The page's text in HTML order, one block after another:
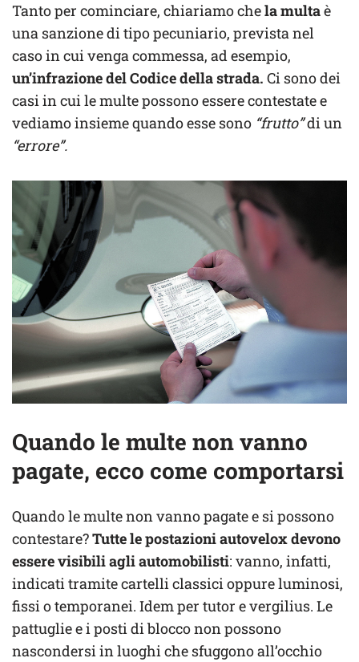
Tanto per cominciare, chiariamo chela multaè
una sanzione di tipo pecuniario, prevista nel
caso in cui venga commessa, ad esempio,
un’infrazione del Codice della strada. Ci sono dei
casi in cui le multe possono essere contestate e
vediamo insieme quando esse sono “frutto”di un
“errore”.
Quando le multe non vanno
pagate, ecco come comportarsi
Quando le multe non vanno pagate e si possono
contestare?Tutte le postazioni autovelox devono
essere visibili agli automobilisti: vanno, infatti,
indicati tramite cartelli classici oppure luminosi,
fissi o temporanei. Idem per tutor e vergilius. Le
pattuglie e i posti di blocco non possono
nascondersi in luoghi che sfuggono all’occhio